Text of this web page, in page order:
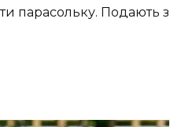
парасольку. Подають з